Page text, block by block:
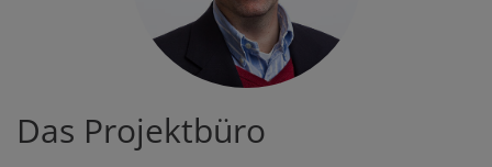
Das Projektbüro